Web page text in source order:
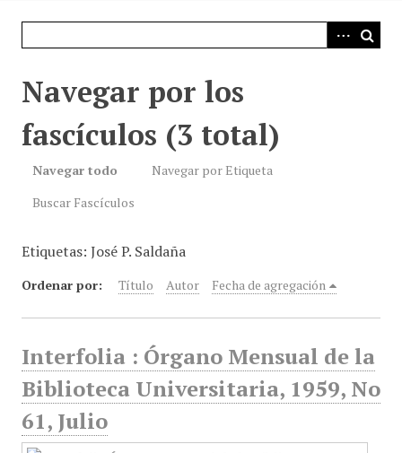
Navegar por los
fascículos (3 total)
Navegar todo
Navegar por Etiqueta
Buscar Fascículos
Etiquetas: José P. Saldaña
Ordenar por: Título Autor Fecha de agregación
Interfolia : Órgano Mensual de la
Biblioteca Universitaria, 1959, No
61, Julio